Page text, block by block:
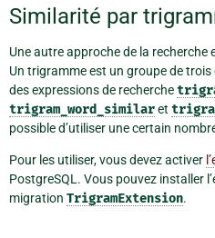
Similarité par
Une autre approche de la
Un trigramme est un groupe de
des expressions de recherche
trigram_word_similaret
possible d’utiliser une certain
Pour les utiliser, vous devez activer
PostgreSQL. Vous pouvez installer
migration TrigramExtension.